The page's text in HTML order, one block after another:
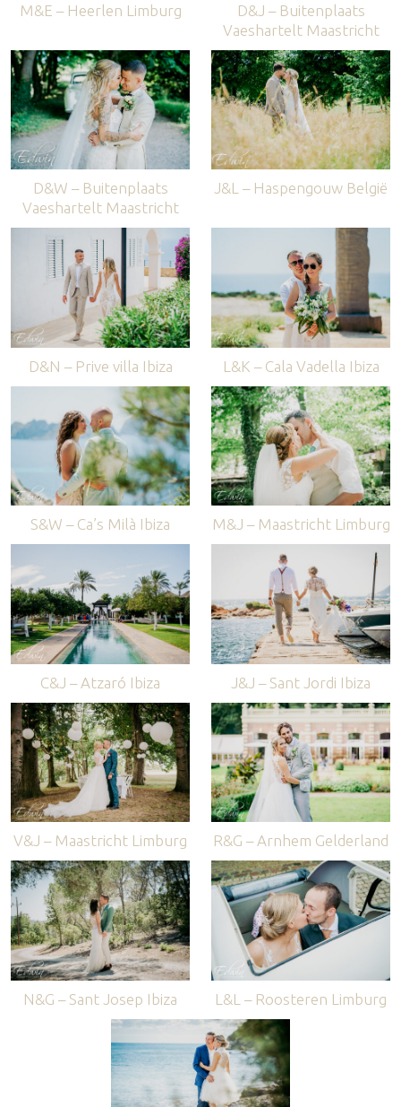
M&E – Heerlen Limburg
D&J – Buitenplaats
Vaeshartelt Maastricht
D&W – Buitenplaats
Vaeshartelt Maastricht
J&L – Haspengouw België
D&N – Prive villa Ibiza L&K – Cala Vadella Ibiza
S&W – Ca’s Milà Ibiza M&J – Maastricht Limburg
C&J – Atzaró Ibiza J&J – Sant Jordi Ibiza
V&J – Maastricht Limburg R&G – Arnhem Gelderland
N&G – Sant Josep Ibiza L&L – Roosteren Limburg